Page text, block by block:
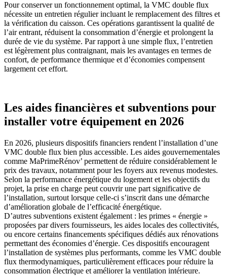
Pour conserver un fonctionnement optimal, la VMC double flux
nécessite un entretien régulier incluant le remplacement des filtres et
la vérification du caisson. Ces opérations garantissent la qualité de
l’air entrant, réduisent la consommation d’énergie et prolongent la
durée de vie du système. Par rapport à une simple flux, l’entretien
est légèrement plus contraignant, mais les avantages en termes de
confort, de performance thermique et d’économies compensent
largement cet effort.
Les aides financières et subventions pour
installer votre équipement en 2026
En 2026, plusieurs dispositifs financiers rendent l’installation d’une
VMC double flux bien plus accessible. Les aides gouvernementales
comme MaPrimeRénov’ permettent de réduire considérablement le
prix des travaux, notamment pour les foyers aux revenus modestes.
Selon la performance énergétique du logement et les objectifs du
projet, la prise en charge peut couvrir une part significative de
l’installation, surtout lorsque celle-ci s’inscrit dans une démarche
d’amélioration globale de l’efficacité énergétique.
D’autres subventions existent également : les primes « énergie »
proposées par divers fournisseurs, les aides locales des collectivités,
ou encore certains financements spécifiques dédiés aux rénovations
permettant des économies d’énergie. Ces dispositifs encouragent
l’installation de systèmes plus performants, comme les VMC double
flux thermodynamiques, particulièrement efficaces pour réduire la
consommation électrique et améliorer la ventilation intérieure.